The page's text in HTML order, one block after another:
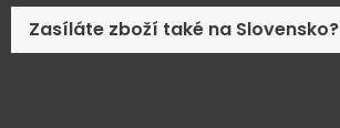
Zasíláte zboží také na Slovensko?